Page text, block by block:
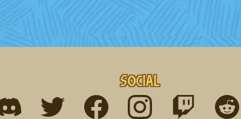
Social
me on discord
Find me on twitterFind me on facebook
Find me on instagram
Find me onFind